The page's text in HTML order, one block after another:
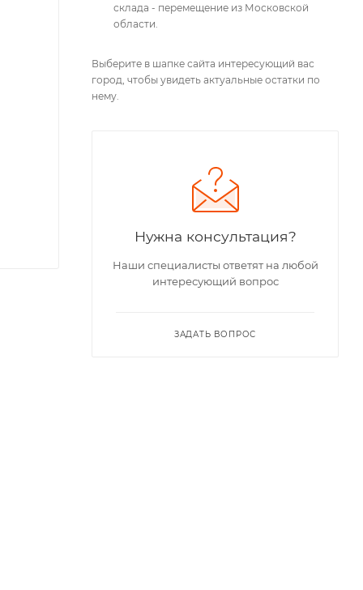
склада - перемещение из Московской
области.
Выберите в шапке сайта интересующий вас
город, чтобы увидеть актуальные остатки по
нему.
Нужна консультация?
Наши специалисты ответят на любой
интересующий вопрос
ЗАДАТЬ ВОПРОС